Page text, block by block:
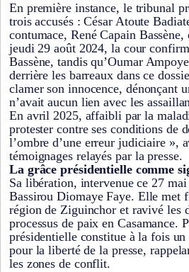
En première instance, le tribunal
trois accusés : César Atoute
contumace, René Capain
jeudi 29 août 2024, la cour
Bassène, tandis qu’Oumar
derrière les barreaux dans ce
clamer son innocence, dénonçant
n’avait aucun lien avec les
En avril 2025, affaibli par la
protester contre ses conditions de
l’ombre d’une erreur judiciaire »,
témoignages relayés par la presse.
La grâce présidentielle comme
Sa libération, intervenue ce 27
Bassirou Diomaye Faye. Elle
région de Ziguinchor et ravivé les
processus de paix en Casamance.
présidentielle constitue à la fois
pour la liberté de la presse,
les zones de conflit.